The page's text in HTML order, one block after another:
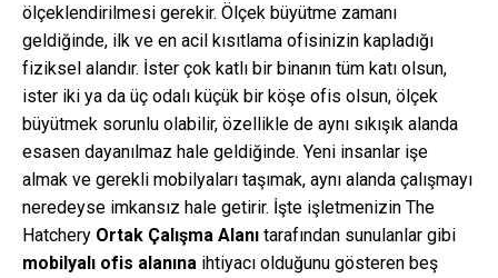
ölçeklendirilmesi gerekir. Ölçek büyütme zamanı
geldiğinde, ilk ve en acil kısıtlama ofisinizin kapladığı
fiziksel alandır. İster çok katlı bir binanın tüm katı olsun,
ister iki ya da üç odalı küçük bir köşe ofis olsun, ölçek
büyütmek sorunlu olabilir, özellikle de aynı sıkışık alanda
esasen dayanılmaz hale geldiğinde. Yeni insanlar işe
almak ve gerekli mobilyaları taşımak, aynı alanda çalışmayı
neredeyse imkansız hale getirir. İşte işletmenizin The
Hatchery Ortak Çalışma Alanı tarafından sunulanlar gibi
mobilyalı ofis alanına ihtiyacı olduğunu gösteren beş